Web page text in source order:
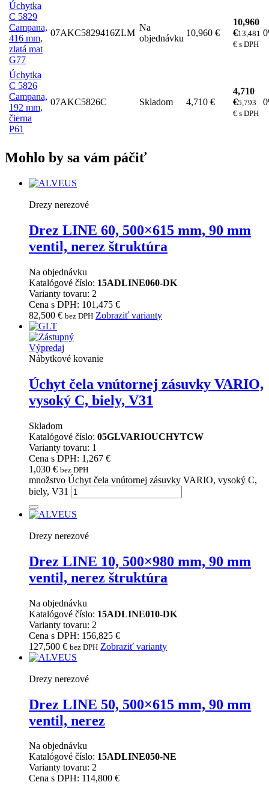
Úchytka
C 5829
Campana,
416 mm,
zlatá mat
G77
07AKC5829416ZLM
Na
objednávku
10,960 €
10,960
€13,481
€ s DPH
Úchytka
C 5826
Campana,
192 mm,
čierna
P61
07AKC5826C Skladom 4,710 €
4,710
€5,793
€ s DPH
Mohlo by sa vám páčiť
Drezy nerezové
Drez LINE 60, 500×615 mm, 90 mm
ventil, nerez štruktúra
Na objednávku
Katalógové číslo: 15ADLINE060-DK
Varianty tovaru: 2
Cena s DPH: 101,475 €
82,500 € bez DPH Zobraziť varianty
Výpredaj
Nábytkové kovanie
Úchyt čela vnútornej zásuvky VARIO,
vysoký C, biely, V31
Skladom
Katalógové číslo: 05GLVARIOUCHYTCW
Varianty tovaru: 1
Cena s DPH: 1,267 €
1,030 € bez DPH
množstvo Úchyt čela vnútornej zásuvky VARIO, vysoký C,
biely, V31
Drezy nerezové
Drez LINE 10, 500×980 mm, 90 mm
ventil, nerez štruktúra
Na objednávku
Katalógové číslo: 15ADLINE010-DK
Varianty tovaru: 2
Cena s DPH: 156,825 €
127,500 € bez DPH Zobraziť varianty
Drezy nerezové
Drez LINE 50, 500×615 mm, 90 mm
ventil, nerez
Na objednávku
Katalógové číslo: 15ADLINE050-NE
Varianty tovaru: 2
Cena s DPH: 114,800 €